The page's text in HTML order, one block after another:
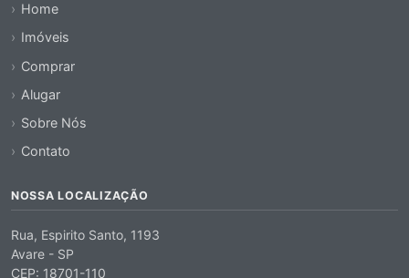
Home
Imóveis
Comprar
Alugar
Sobre Nós
Contato
NOSSA LOCALIZAÇÃO
Rua, Espirito Santo, 1193
Avare - SP
CEP: 18701-110